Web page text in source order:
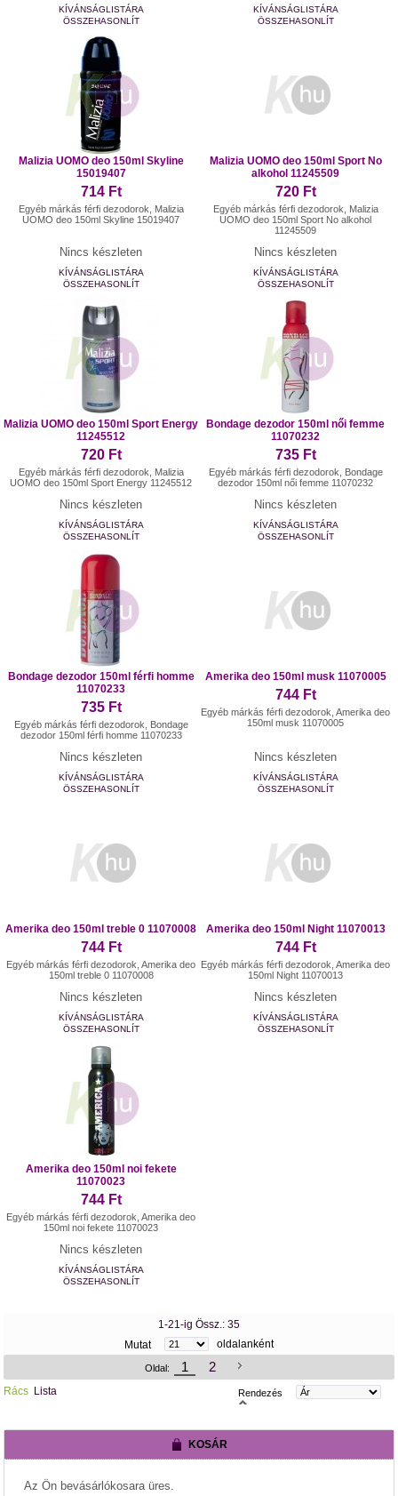
KÍVÁNSÁGLISTÁRA
ÖSSZEHASONLÍT
KÍVÁNSÁGLISTÁRA
ÖSSZEHASONLÍT
Malizia UOMO deo 150ml Skyline
15019407
714 Ft
Egyéb márkás férfi dezodorok, Malizia
UOMO deo 150ml Skyline 15019407
Nincs készleten
KÍVÁNSÁGLISTÁRA
ÖSSZEHASONLÍT
Malizia UOMO deo 150ml Sport No
alkohol 11245509
720 Ft
Egyéb márkás férfi dezodorok, Malizia
UOMO deo 150ml Sport No alkohol
11245509
Nincs készleten
KÍVÁNSÁGLISTÁRA
ÖSSZEHASONLÍT
Malizia UOMO deo 150ml Sport Energy
11245512
720 Ft
Egyéb márkás férfi dezodorok, Malizia
UOMO deo 150ml Sport Energy 11245512
Nincs készleten
KÍVÁNSÁGLISTÁRA
ÖSSZEHASONLÍT
Bondage dezodor 150ml női femme
11070232
735 Ft
Egyéb márkás férfi dezodorok, Bondage
dezodor 150ml női femme 11070232
Nincs készleten
KÍVÁNSÁGLISTÁRA
ÖSSZEHASONLÍT
Bondage dezodor 150ml férfi homme
11070233
735 Ft
Egyéb márkás férfi dezodorok, Bondage
dezodor 150ml férfi homme 11070233
Nincs készleten
KÍVÁNSÁGLISTÁRA
ÖSSZEHASONLÍT
Amerika deo 150ml musk 11070005
744 Ft
Egyéb márkás férfi dezodorok, Amerika deo
150ml musk 11070005
Nincs készleten
KÍVÁNSÁGLISTÁRA
ÖSSZEHASONLÍT
Amerika deo 150ml treble 0 11070008
744 Ft
Egyéb márkás férfi dezodorok, Amerika deo
150ml treble 0 11070008
Nincs készleten
KÍVÁNSÁGLISTÁRA
ÖSSZEHASONLÍT
Amerika deo 150ml Night 11070013
744 Ft
Egyéb márkás férfi dezodorok, Amerika deo
150ml Night 11070013
Nincs készleten
KÍVÁNSÁGLISTÁRA
ÖSSZEHASONLÍT
Amerika deo 150ml noi fekete
11070023
744 Ft
Egyéb márkás férfi dezodorok, Amerika deo
150ml noi fekete 11070023
Nincs készleten
KÍVÁNSÁGLISTÁRA
ÖSSZEHASONLÍT
1-21-ig Össz.: 35
Mutat
oldalanként
Oldal: 1 2
Rács Lista Rendezés
KOSÁR
Az Ön bevásárlókosara üres.